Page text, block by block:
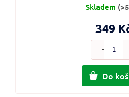
349
Do
Skladem